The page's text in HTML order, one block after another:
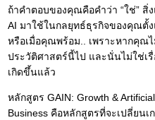
ถ้าคำตอบของคุณคือคำว่า “ใช่” สิ่
AI มาใช้ในกลยุทธ์ธุรกิจของคุณตั้
หรือเมื่อคุณพร้อม.. เพราะหากคุณ
ประวัติศาสตร์นี้ไป และนั่นไม่ใช่เ
เกิดขึ้นแล้ว
หลักสูตร GAIN: Growth &
Business คือหลักสูตรที่จะเปลี่ยน